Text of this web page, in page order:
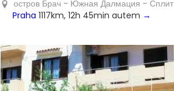
остров Брач - Южная Далмация - Сплит
Praha 1117km, 12h 45min autem →